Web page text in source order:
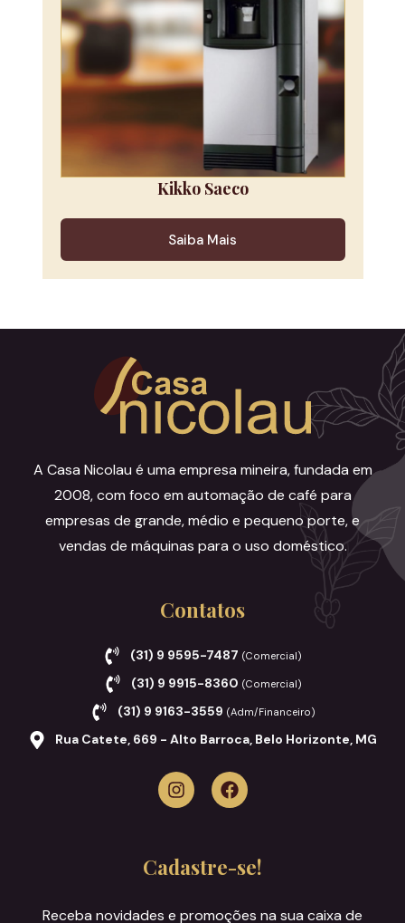
Kikko Saeco
Saiba Mais
A Casa Nicolau é uma empresa mineira, fundada em
2008, com foco em automação de café para
empresas de grande, médio e pequeno porte, e
vendas de máquinas para o uso doméstico.
Contatos
(31) 9 9595-7487 (Comercial)
(31) 9 9915-8360 (Comercial)
(31) 9 9163-3559 (Adm/Financeiro)
Rua Catete, 669 - Alto Barroca, Belo Horizonte, MG
Cadastre-se!
Receba novidades e promoções na sua caixa de